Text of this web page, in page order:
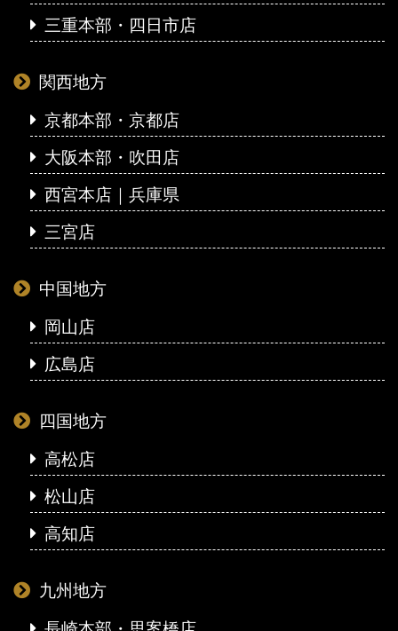
三重本部・四日市店
関西地方
京都本部・京都店
大阪本部・吹田店
西宮本店｜兵庫県
三宮店
中国地方
岡山店
広島店
四国地方
高松店
松山店
高知店
九州地方